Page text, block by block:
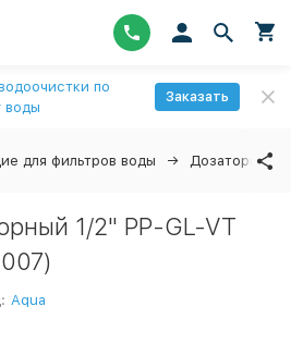
по
воды
Заказать
для фильтров воды Дозаторы
1/2" PP-GL-VT
Aqua